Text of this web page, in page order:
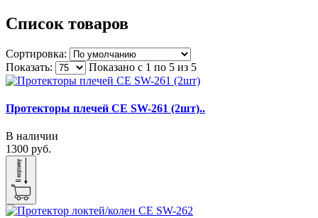
Список товаров
Сортировка:
Показать:
Показано с 1 по 5 из 5
Протекторы плечей CE SW-261 (2шт)..
В наличии
1300 руб.